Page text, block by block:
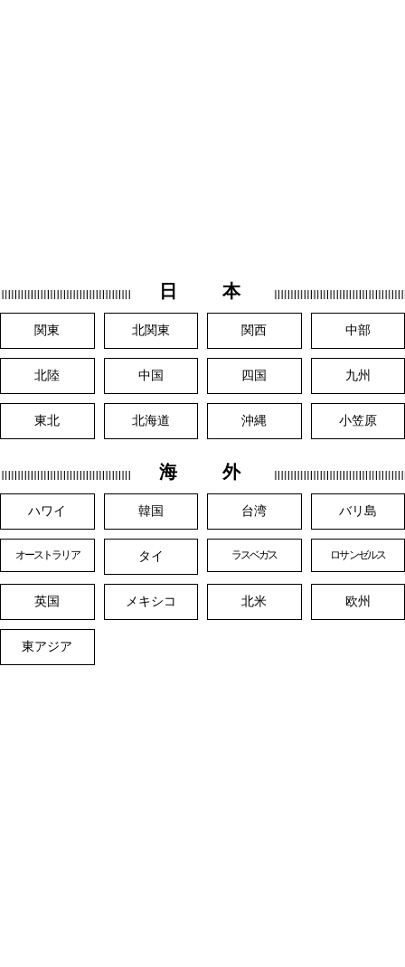
日 本
関東 北関東 関西 中部
北陸 中国 四国 九州
東北 北海道 沖縄 小笠原
海 外
ハワイ 韓国 台湾 バリ島
オーストラリア タイ ラスベガス ロサンゼルス
英国 メキシコ 北米 欧州
東アジア